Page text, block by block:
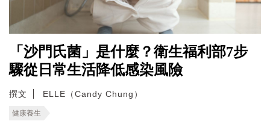
「沙門氏菌」是什麼？衛生福利部7步
驟從日常生活降低感染風險
撰文 ELLE（Candy Chung）
健康養生